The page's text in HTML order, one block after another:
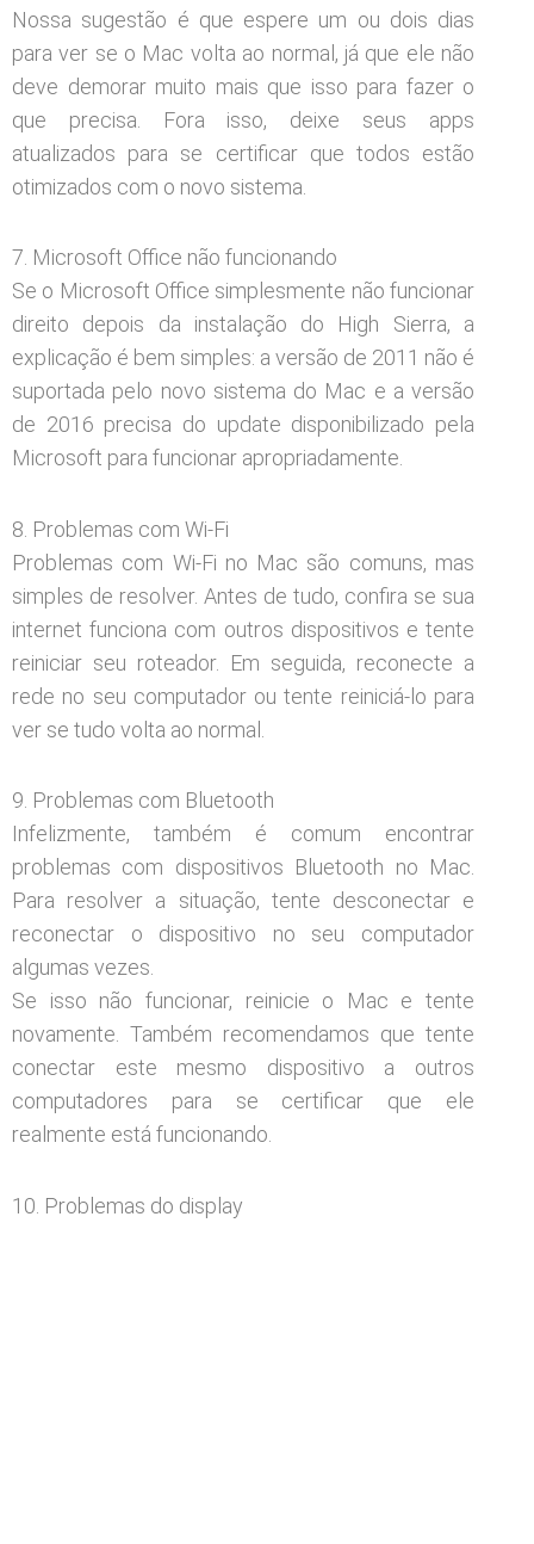
Nossa sugestão é que espere um ou dois dias
para ver se o Mac volta ao normal, já que ele não
deve demorar muito mais que isso para fazer o
que precisa. Fora isso, deixe seus apps
atualizados para se certificar que todos estão
otimizados com o novo sistema.
7. Microsoft Office não funcionando
Se o Microsoft Office simplesmente não funcionar
direito depois da instalação do High Sierra, a
explicação é bem simples: a versão de 2011 não é
suportada pelo novo sistema do Mac e a versão
de 2016 precisa do update disponibilizado pela
Microsoft para funcionar apropriadamente.
8. Problemas com Wi-Fi
Problemas com Wi-Fi no Mac são comuns, mas
simples de resolver. Antes de tudo, confira se sua
internet funciona com outros dispositivos e tente
reiniciar seu roteador. Em seguida, reconecte a
rede no seu computador ou tente reiniciá-lo para
ver se tudo volta ao normal.
9. Problemas com Bluetooth
Infelizmente, também é comum encontrar
problemas com dispositivos Bluetooth no Mac.
Para resolver a situação, tente desconectar e
reconectar o dispositivo no seu computador
algumas vezes.
Se isso não funcionar, reinicie o Mac e tente
novamente. Também recomendamos que tente
conectar este mesmo dispositivo a outros
computadores para se certificar que ele
realmente está funcionando.
10. Problemas do display